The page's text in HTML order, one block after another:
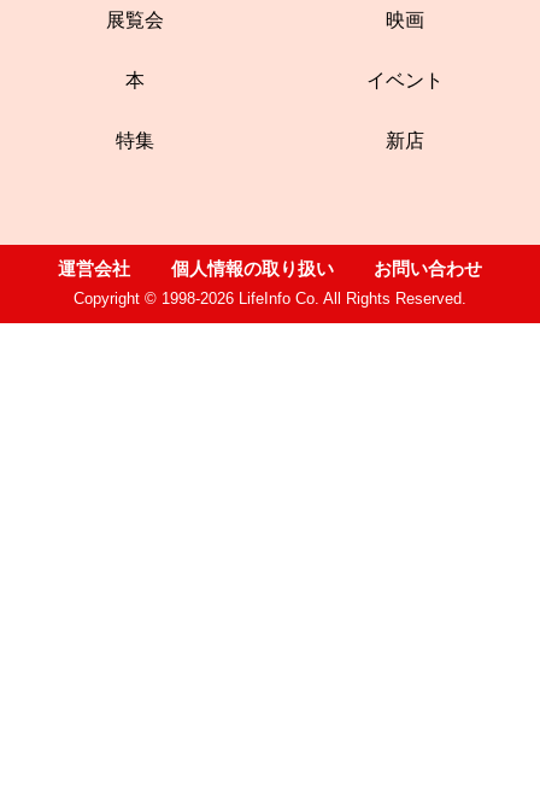
展覧会 映画
本 イベント
特集 新店
運営会社 個人情報の取り扱い お問い合わせ
Copyright © 1998-2026 LifeInfo Co. All Rights Reserved.